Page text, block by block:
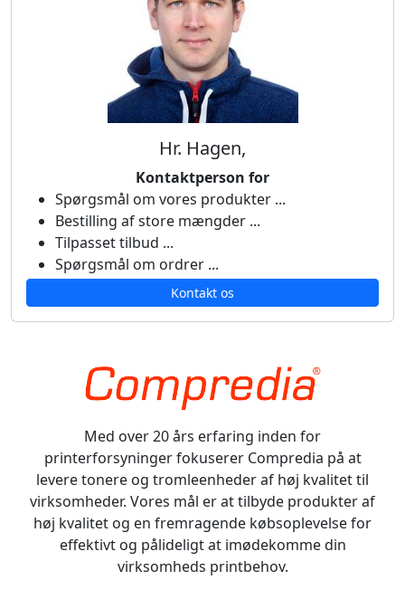
Hr. Hagen,
Kontaktperson for
Spørgsmål om vores produkter ...
Bestilling af store mængder ...
Tilpasset tilbud ...
Spørgsmål om ordrer ...
Kontakt os
Med over 20 års erfaring inden for
printerforsyninger fokuserer Compredia på at
levere tonere og tromleenheder af høj kvalitet til
virksomheder. Vores mål er at tilbyde produkter af
høj kvalitet og en fremragende købsoplevelse for
effektivt og pålideligt at imødekomme din
virksomheds printbehov.